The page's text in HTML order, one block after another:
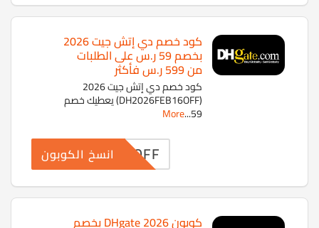
كود خصم دي إتش جيت 2026
بخصم 59 ر.س على الطلبات
من 599 ر.س فأكثر
كود خصم دي إتش جيت 2026
(DH2026FEB16OFF) يعطيك خصم
59
...
More
FEB16OFFانسخ الكوبون
كوبون DHgate 2026 بخصم